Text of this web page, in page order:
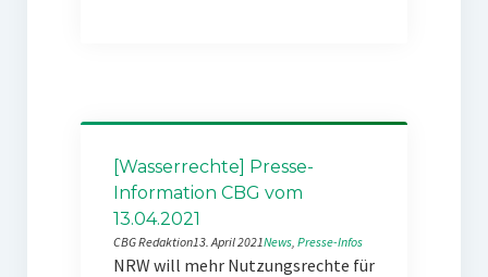
[Wasserrechte] Presse-
Information CBG vom
13.04.2021
CBG Redaktion13. April 2021News, Presse-Infos
NRW will mehr Nutzungsrechte für